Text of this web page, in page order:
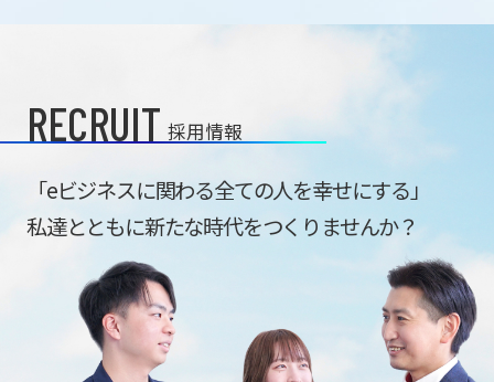
RECRUIT 採用情報
「eビジネスに関わる全ての人を幸せにする」
私達とともに新たな時代をつくりませんか？